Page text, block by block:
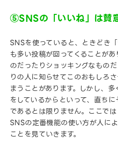
⑤SNSの「いいね」は賛
SNSを使っていると、ときどき
も多い投稿が回ってくることが
のだったりショッキングなもの
りの人に知らせてこのおもしろ
まうことがあります。しかし、
をしているからといって、直ち
であるとは限りません。ここで
SNSの定番機能の使い方が人に
ことを見ていきます。